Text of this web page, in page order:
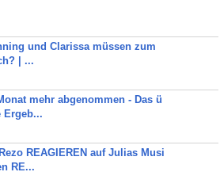
und Clarissa müssen zum
| ...
mehr abgenommen - Das ü
Ergeb...
REAGIEREN auf Julias Musi
RE...